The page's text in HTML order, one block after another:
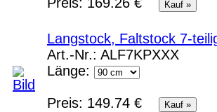
Langstock, Faltstock 7-
Art.-Nr.: ALF7KPXXX
Länge:
Preis: 149.74 €